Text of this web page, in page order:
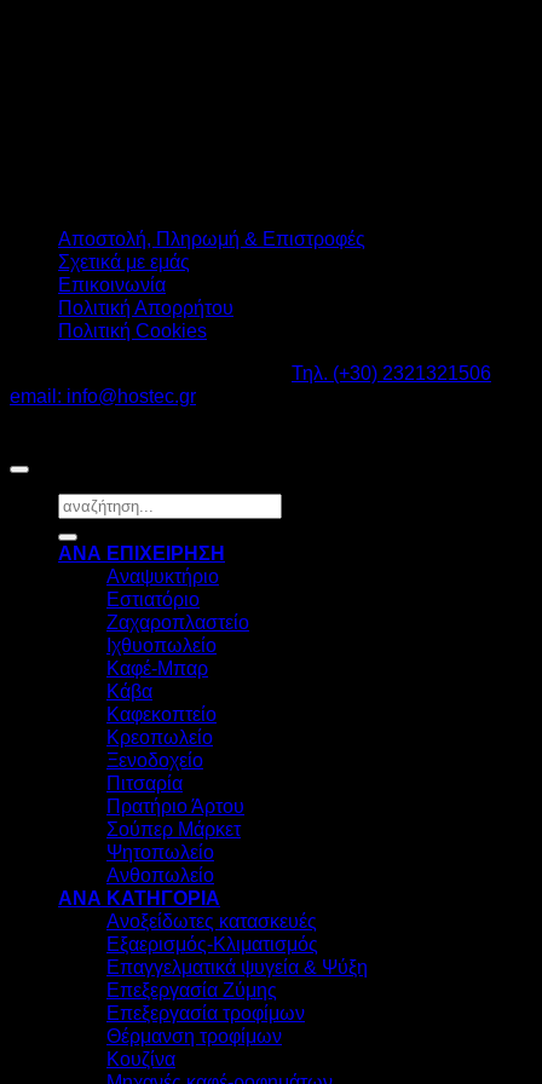
Αποστολή, Πληρωμή & Επιστροφές
Σχετικά με εμάς
Επικοινωνία
Πολιτική Απορρήτου
Πολιτική Cookies
Τηλ. (+30) 2321321506
email: info@hostec.gr
Αναζήτηση
για:
ΑΝΑ ΕΠΙΧΕΙΡΗΣΗ
Αναψυκτήριο
Εστιατόριο
Ζαχαροπλαστείο
Ιχθυοπωλείο
Καφέ-Μπαρ
Κάβα
Καφεκοπτείο
Κρεοπωλείο
Ξενοδοχείο
Πιτσαρία
Πρατήριο Άρτου
Σούπερ Μάρκετ
Ψητοπωλείο
Ανθοπωλείο
ΑΝΑ ΚΑΤΗΓΟΡΙΑ
Ανοξείδωτες κατασκευές
Εξαερισμός-Κλιματισμός
Επαγγελματικά ψυγεία & Ψύξη
Επεξεργασία Ζύμης
Επεξεργασία τροφίμων
Θέρμανση τροφίμων
Κουζίνα